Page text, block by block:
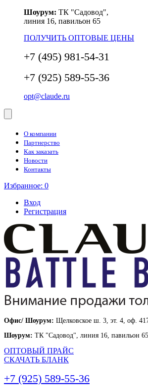
Шоурум: ТК "Садовод",
линия 16, павильон 65
ПОЛУЧИТЬ ОПТОВЫЕ ЦЕНЫ
+7 (495) 981-54-31
+7 (925) 589-55-36
opt@claude.ru
О компании
Партнерство
Как заказать
Новости
Контакты
Избранное: 0
Вход
Регистрация
Офис/ Шоурум: Щелковское ш. 3, эт. 4, оф.
Шоурум: ТК "Садовод", линия 16, павильон 65
ОПТОВЫЙ ПРАЙС
СКАЧАТЬ БЛАНК
+7 (925) 589-55-36